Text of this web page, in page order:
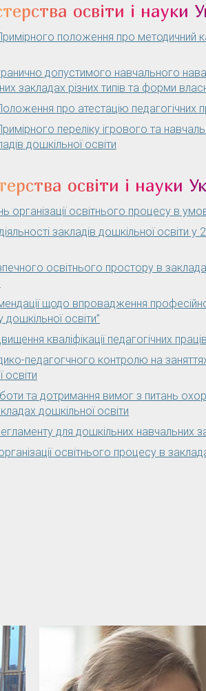
освіти і науки
положення про методичний
допустимого навчального
закладах різних типів та форми
про атестацію педагогічних
переліку ігрового та
дошкільної освіти
освіти і науки
організації освітнього процесу в
закладів дошкільної освіти
освітнього простору в
щодо впровадження
освіти”
кваліфікації педагогічних
педагогчного контролю на
освіти
та дотримання вимог з питань
дошкільної освіти
для дошкільних навчальних
освітнього процесу в